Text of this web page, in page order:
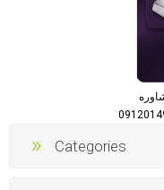
Categories